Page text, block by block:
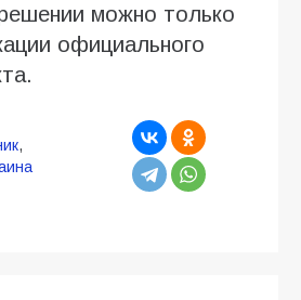
можно только
официального
,